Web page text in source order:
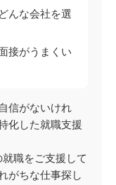
んな会社を選
接がうまくい
信がないけれ
化した就職支援
職をご支援して
がちな仕事探し